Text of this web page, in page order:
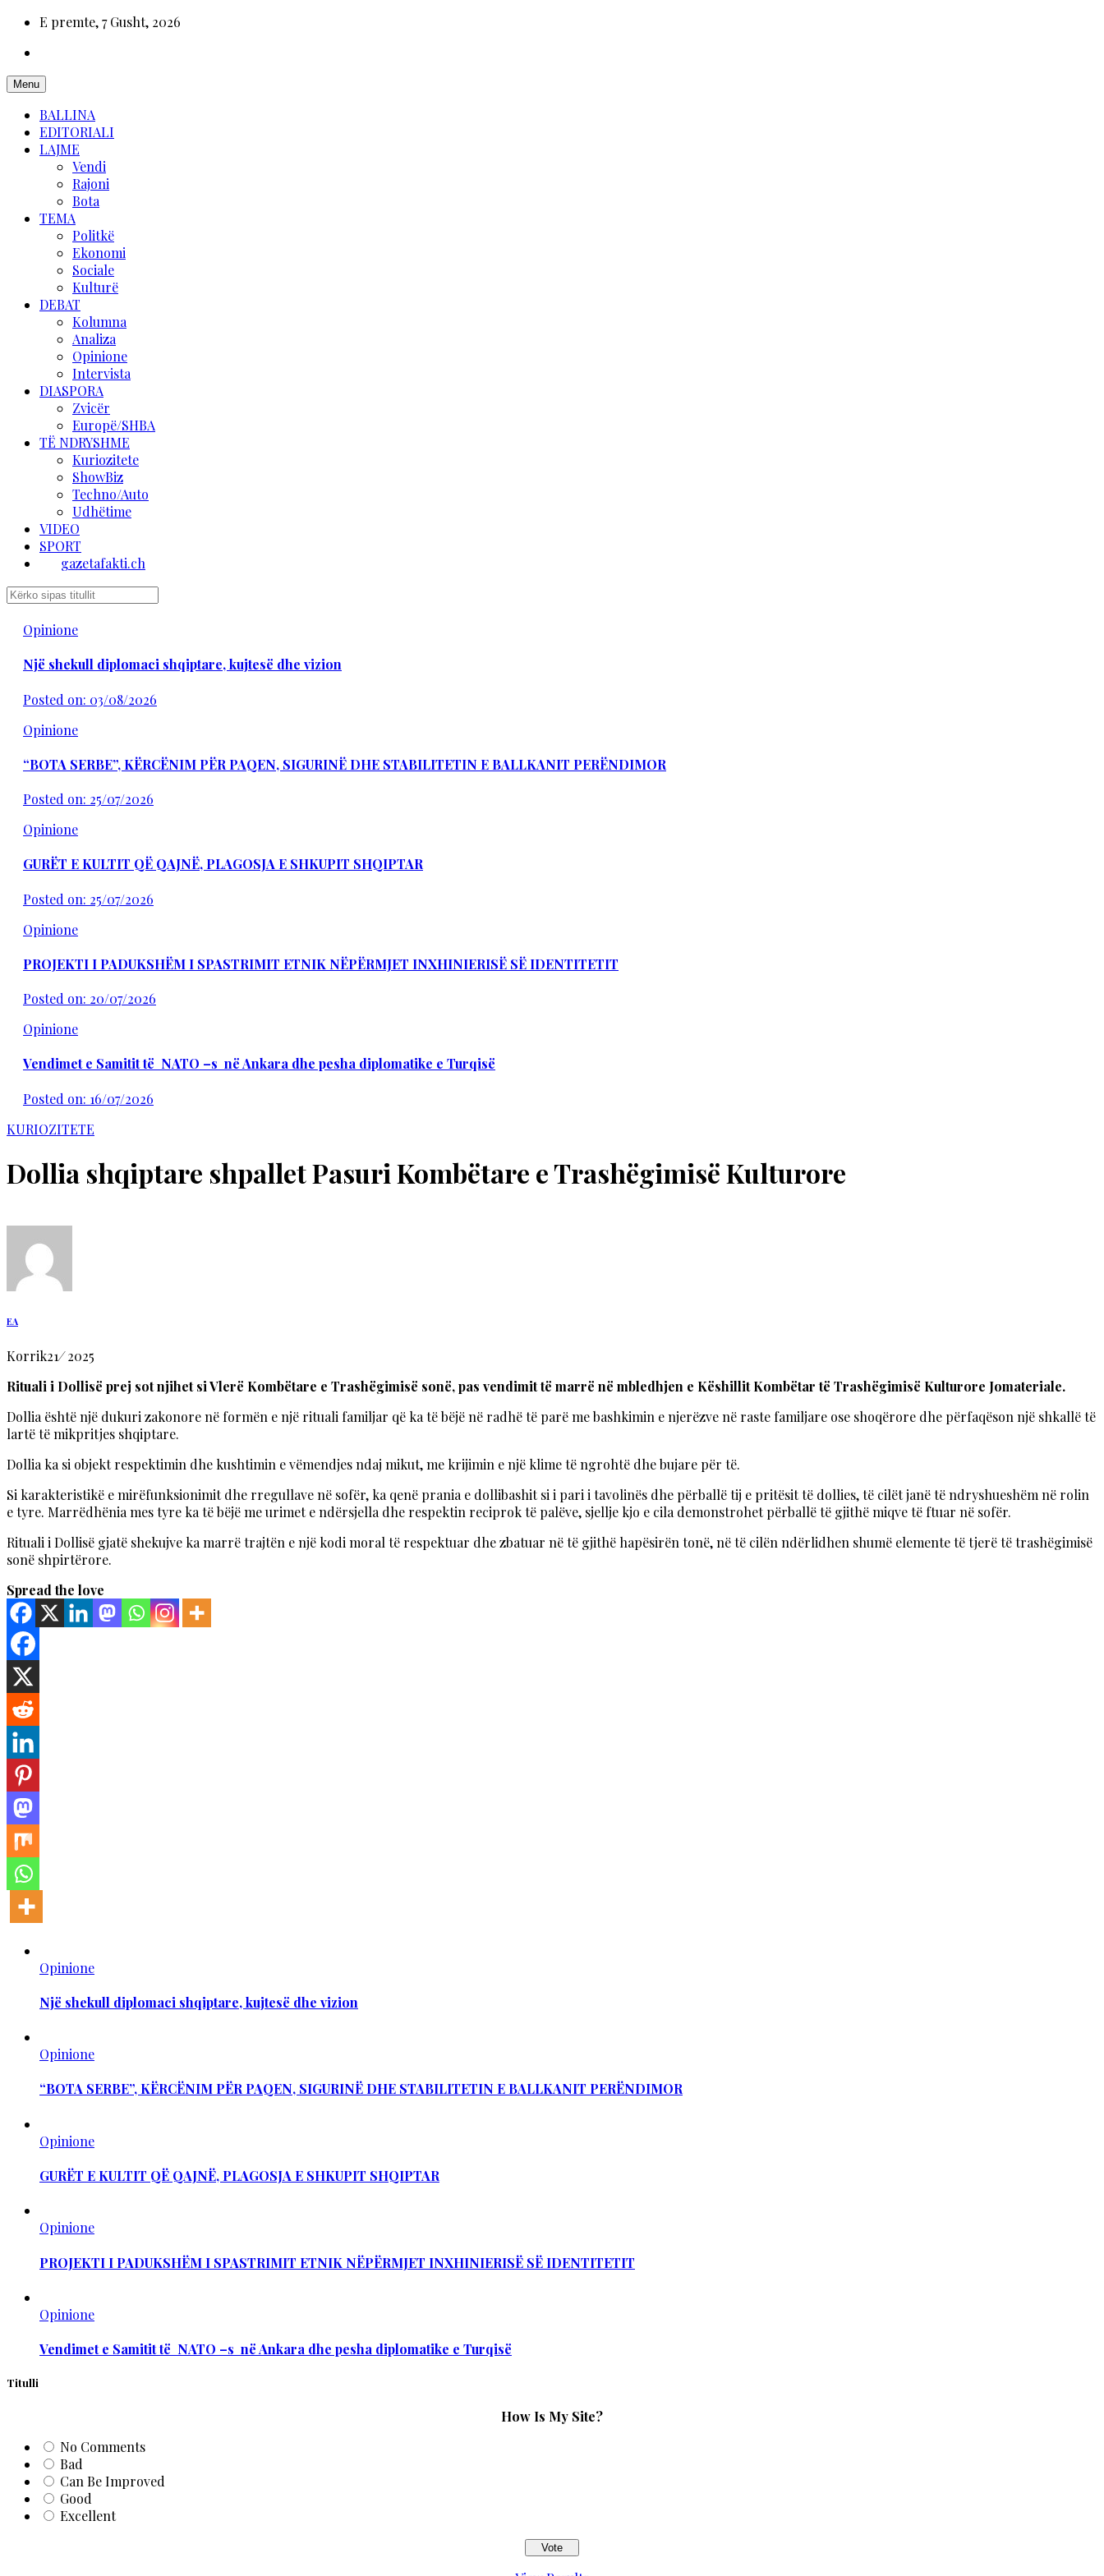
E premte, 7 Gusht, 2026
Menu
BALLINA
EDITORIALI
LAJME
Vendi
Rajoni
Bota
TEMA
Politkë
Ekonomi
Sociale
Kulturë
DEBAT
Kolumna
Analiza
Opinione
Intervista
DIASPORA
Zvicër
Europë/SHBA
TË NDRYSHME
Kuriozitete
ShowBiz
Techno/Auto
Udhëtime
VIDEO
SPORT
gazetafakti.ch
Opinione
Një shekull diplomaci shqiptare, kujtesë dhe vizion
Posted on: 03/08/2026
Opinione
“BOTA SERBE”, KËRCËNIM PËR PAQEN, SIGURINË DHE STABILITETIN E BALLKANIT PERËNDIMOR
Posted on: 25/07/2026
Opinione
GURËT E KULTIT QË QAJNË, PLAGOSJA E SHKUPIT SHQIPTAR
Posted on: 25/07/2026
Opinione
PROJEKTI I PADUKSHËM I SPASTRIMIT ETNIK NËPËRMJET INXHINIERISË SË IDENTITETIT
Posted on: 20/07/2026
Opinione
Vendimet e Samitit të NATO –s në Ankara dhe pesha diplomatike e Turqisë
Posted on: 16/07/2026
KURIOZITETE
Dollia shqiptare shpallet Pasuri Kombëtare e Trashëgimisë Kulturore
EA
Korrik21/2025
Rituali i Dollisë prej sot njihet si Vlerë Kombëtare e Trashëgimisë sonë, pas vendimit të marrë në mbledhjen e Këshillit Kombëtar të Trashëgimisë Kulturore Jomateriale.
Dollia është një dukuri zakonore në formën e një rituali familjar që ka të bëjë në radhë të parë me bashkimin e njerëzve në raste familjare ose shoqërore dhe përfaqëson një shkallë të
lartë të mikpritjes shqiptare.
Dollia ka si objekt respektimin dhe kushtimin e vëmendjes ndaj mikut, me krijimin e një klime të ngrohtë dhe bujare për të.
Si karakteristikë e mirëfunksionimit dhe rregullave në sofër, ka qenë prania e dollibashit si i pari i tavolinës dhe përballë tij e pritësit të dollies, të cilët janë të ndryshueshëm në rolin
e tyre. Marrëdhënia mes tyre ka të bëjë me urimet e ndërsjella dhe respektin reciprok të palëve, sjellje kjo e cila demonstrohet përballë të gjithë miqve të ftuar në sofër.
Rituali i Dollisë gjatë shekujve ka marrë trajtën e një kodi moral të respektuar dhe zbatuar në të gjithë hapësirën tonë, në të cilën ndërlidhen shumë elemente të tjerë të trashëgimisë
sonë shpirtërore.
Spread the love
Opinione
Një shekull diplomaci shqiptare, kujtesë dhe vizion
Opinione
“BOTA SERBE”, KËRCËNIM PËR PAQEN, SIGURINË DHE STABILITETIN E BALLKANIT PERËNDIMOR
Opinione
GURËT E KULTIT QË QAJNË, PLAGOSJA E SHKUPIT SHQIPTAR
Opinione
PROJEKTI I PADUKSHËM I SPASTRIMIT ETNIK NËPËRMJET INXHINIERISË SË IDENTITETIT
Opinione
Vendimet e Samitit të NATO –s në Ankara dhe pesha diplomatike e Turqisë
Titulli
How Is My Site?
No Comments
Bad
Can Be Improved
Good
Excellent